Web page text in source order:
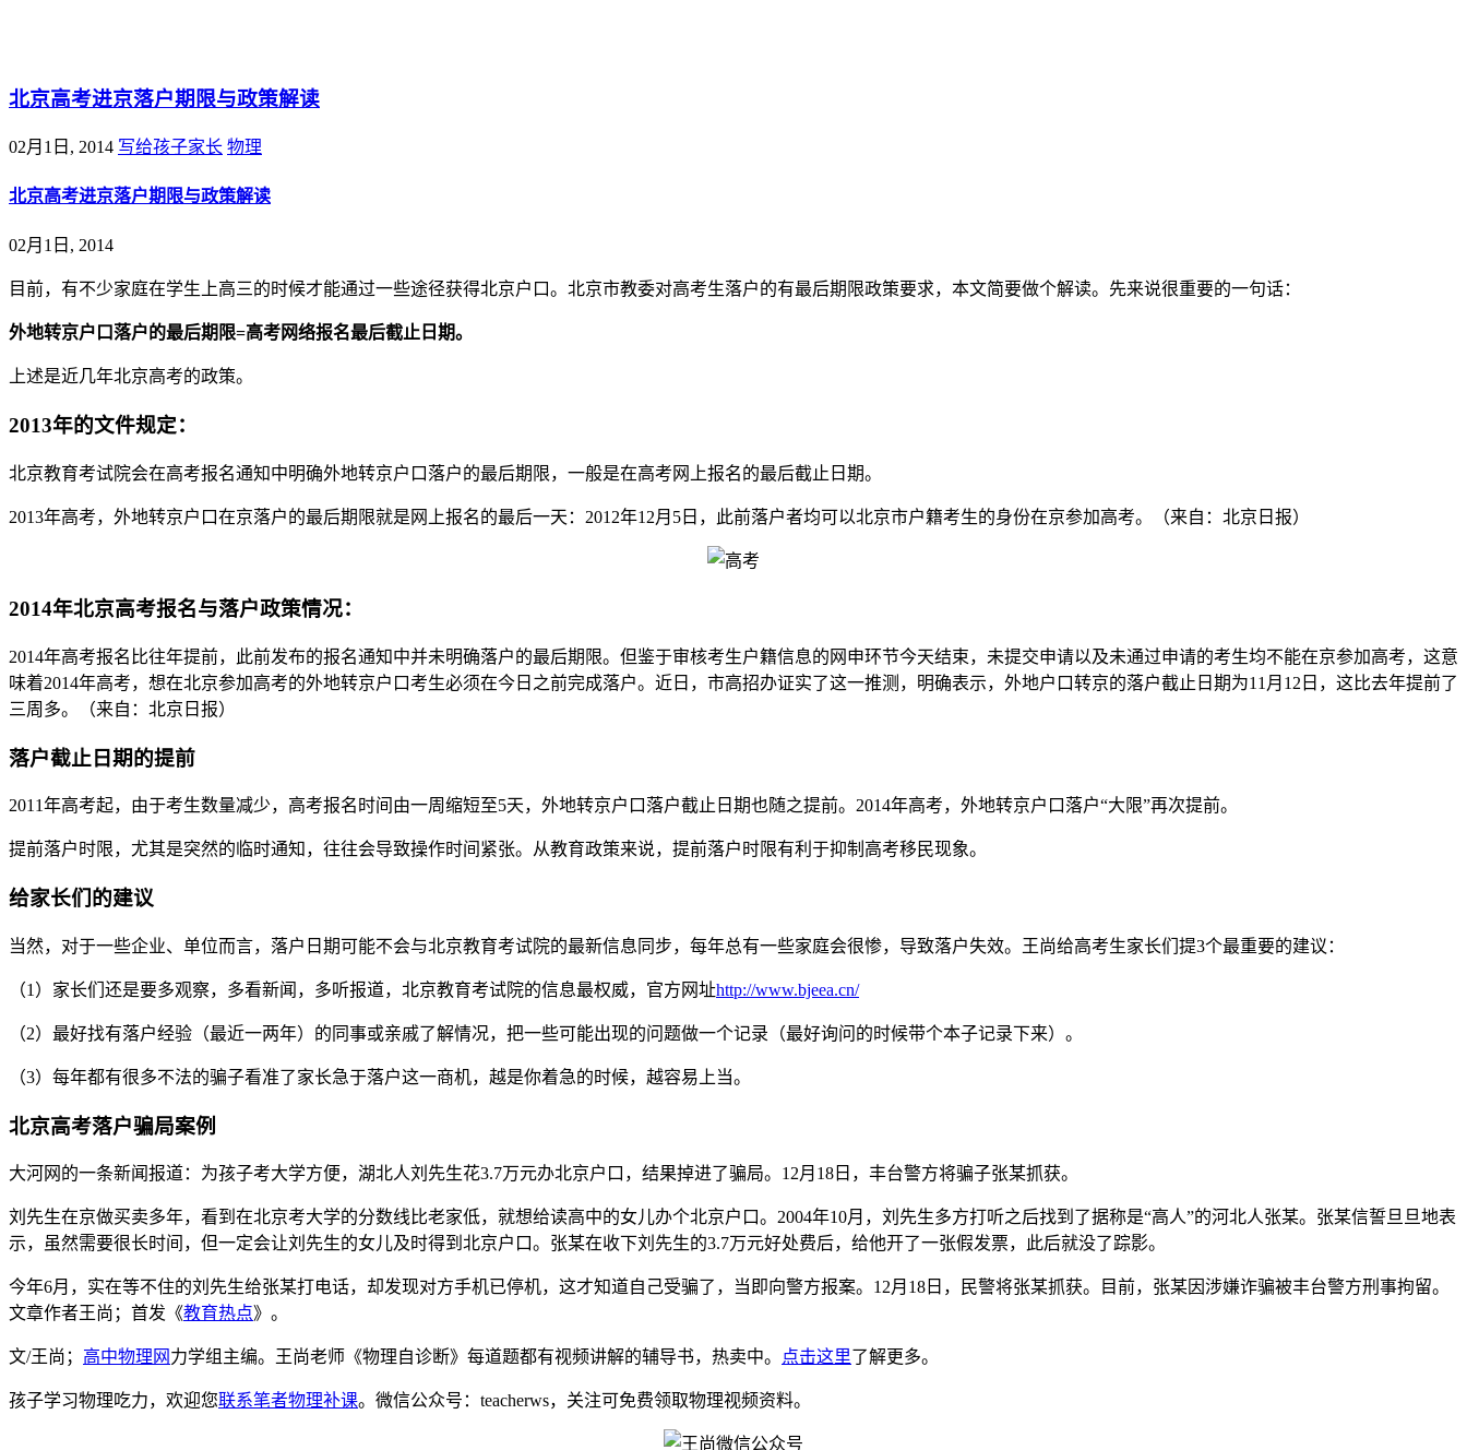
北京高考进京落户期限与政策解读
02月1日, 2014 写给孩子家长 物理
北京高考进京落户期限与政策解读
02月1日, 2014
目前，有不少家庭在学生上高三的时候才能通过一些途径获得北京户口。北京市教委对高考生落户的有最后期限政策要求，本文简要做个解读。先来说很重要的一句话：
外地转京户口落户的最后期限=高考网络报名最后截止日期。
上述是近几年北京高考的政策。
2013年的文件规定：
北京教育考试院会在高考报名通知中明确外地转京户口落户的最后期限，一般是在高考网上报名的最后截止日期。
2013年高考，外地转京户口在京落户的最后期限就是网上报名的最后一天：2012年12月5日，此前落户者均可以北京市户籍考生的身份在京参加高考。（来自：北京日报）
2014年北京高考报名与落户政策情况：
2014年高考报名比往年提前，此前发布的报名通知中并未明确落户的最后期限。但鉴于审核考生户籍信息的网申环节今天结束，未提交申请以及未通过申请的考生均不能在京参加高考，这意
味着2014年高考，想在北京参加高考的外地转京户口考生必须在今日之前完成落户。近日，市高招办证实了这一推测，明确表示，外地户口转京的落户截止日期为11月12日，这比去年提前了
三周多。（来自：北京日报）
落户截止日期的提前
2011年高考起，由于考生数量减少，高考报名时间由一周缩短至5天，外地转京户口落户截止日期也随之提前。2014年高考，外地转京户口落户“大限”再次提前。
提前落户时限，尤其是突然的临时通知，往往会导致操作时间紧张。从教育政策来说，提前落户时限有利于抑制高考移民现象。
给家长们的建议
当然，对于一些企业、单位而言，落户日期可能不会与北京教育考试院的最新信息同步，每年总有一些家庭会很惨，导致落户失效。王尚给高考生家长们提3个最重要的建议：
（1）家长们还是要多观察，多看新闻，多听报道，北京教育考试院的信息最权威，官方网址http://www.bjeea.cn/
（2）最好找有落户经验（最近一两年）的同事或亲戚了解情况，把一些可能出现的问题做一个记录（最好询问的时候带个本子记录下来）。
（3）每年都有很多不法的骗子看准了家长急于落户这一商机，越是你着急的时候，越容易上当。
北京高考落户骗局案例
大河网的一条新闻报道：为孩子考大学方便，湖北人刘先生花3.7万元办北京户口，结果掉进了骗局。12月18日，丰台警方将骗子张某抓获。
刘先生在京做买卖多年，看到在北京考大学的分数线比老家低，就想给读高中的女儿办个北京户口。2004年10月，刘先生多方打听之后找到了据称是“高人”的河北人张某。张某信誓旦旦地表
示，虽然需要很长时间，但一定会让刘先生的女儿及时得到北京户口。张某在收下刘先生的3.7万元好处费后，给他开了一张假发票，此后就没了踪影。
今年6月，实在等不住的刘先生给张某打电话，却发现对方手机已停机，这才知道自己受骗了，当即向警方报案。12月18日，民警将张某抓获。目前，张某因涉嫌诈骗被丰台警方刑事拘留。
文章作者王尚；首发《教育热点》。
文/王尚； 高中物理网 力学组主编。王尚老师《物理自诊断》每道题都有视频讲解的辅导书，热卖中。 点击这里了解更多。
孩子学习物理吃力，欢迎您联系笔者物理补课。微信公众号：teacherws，关注可免费领取物理视频资料。